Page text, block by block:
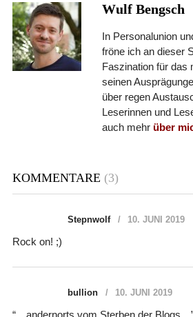
Wulf Bengsch
In Personalunion
fröne ich an dieser
Faszination für das
seinen
über regen
Leserinnen und
auch mehr über
KOMMENTARE (3)
Stepnwolf 10. JUNI 2019
Rock on! ;)
bullion 10. JUNI 2019
“…andernorts vom Sterben der